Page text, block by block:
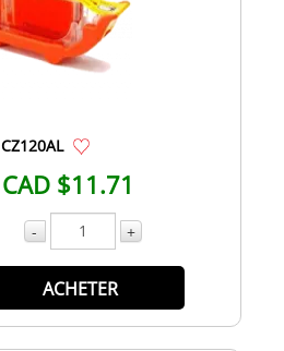
CZ120AL
CAD $11.71
- +
ACHETER